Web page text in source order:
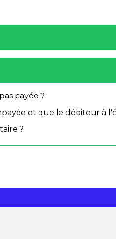
payée ?
et que le débiteur à
?